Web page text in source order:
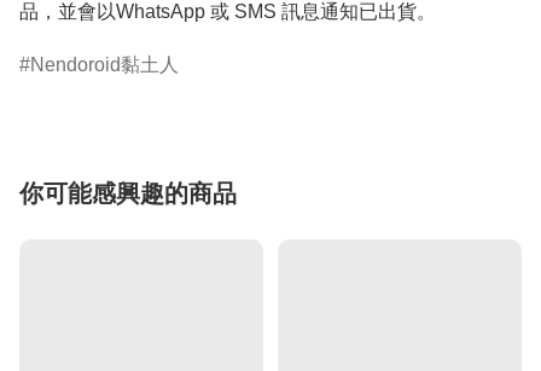
品，並會以WhatsApp 或 SMS 訊息通知已出貨。
Nendoroid黏土人
你可能感興趣的商品